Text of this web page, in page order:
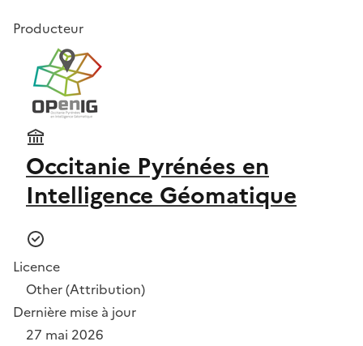
Producteur
Occitanie Pyrénées en
Intelligence Géomatique
Licence
Other (Attribution)
Dernière mise à jour
27 mai 2026